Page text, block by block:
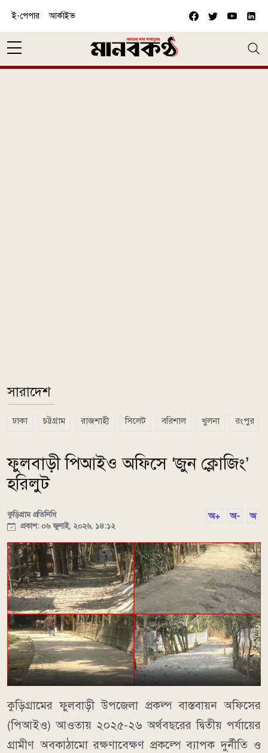
ই-পেপার আর্কাইভ
সারাদেশ
ঢাকা চট্টগ্রাম রাজশাহী সিলেট বরিশাল খুলনা রংপুর
ফুলবাড়ী পিআইও অফিসে ‘জুন ক্লোজিং’
হরিলুট
কুড়িগ্রাম প্রতিনিধি
প্রকাশ: ০৬ জুলাই, ২০২৬, ১৪:১২
অ+ অ- অ
কুড়িগ্রামের ফুলবাড়ী উপজেলা প্রকল্প বাস্তবায়ন অফিসের
(পিআইও) আওতায় ২০২৫-২৬ অর্থবছরের দ্বিতীয় পর্যায়ের
গ্রামীণ অবকাঠামো রক্ষণাবেক্ষণ প্রকল্পে ব্যাপক দুর্নীতি ও